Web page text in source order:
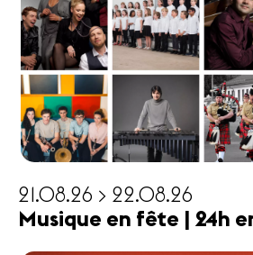
21.08.26 > 22.08.26
Musique en fête | 24h